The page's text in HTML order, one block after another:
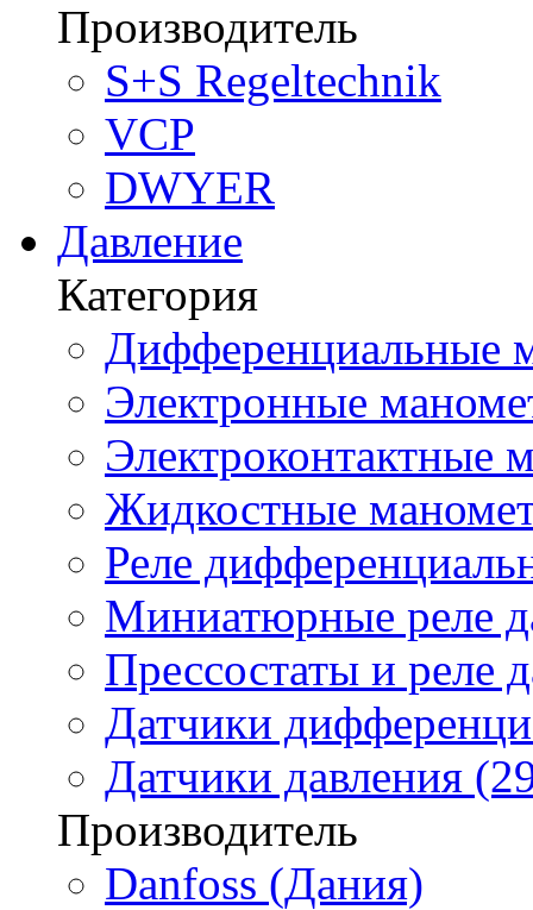
Производитель
S+S Regeltechnik
VCP
DWYER
Давление
Категория
Дифференциальные
Электронные
Электроконтактные
Жидкостные
Реле
Миниатюрные реле
Прессостаты и реле
Датчики
Датчики давления
Производитель
Danfoss (Дания)